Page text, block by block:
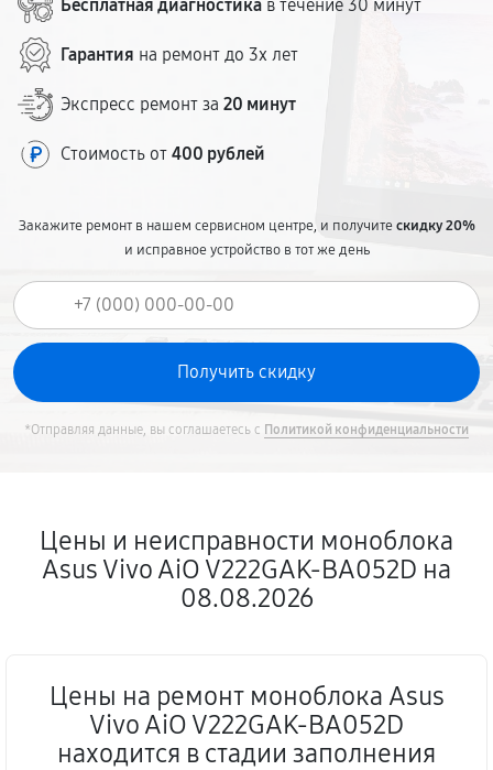
Бесплатная диагностика в течение 30 минут
Гарантия на ремонт до 3х лет
Экспресс ремонт за 20 минут
Стоимость от 400 рублей
Закажите ремонт в нашем сервисном центре, и получитескидку 20%
и исправное устройство в тот же день
*Отправляя данные, вы соглашаетесь с Политикой конфиденциальности
Цены и неисправности моноблока
Asus Vivo AiO V222GAK-BA052D на
08.08.2026
Цены на ремонт моноблока Asus
Vivo AiO V222GAK-BA052D
находится в стадии заполнения